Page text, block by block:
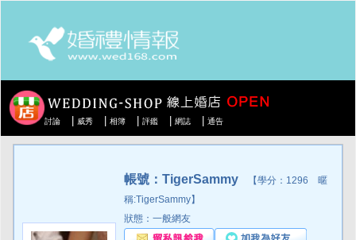
討論 威秀 相簿 評鑑 網誌 通告
帳號：TigerSammy 【學分：1296 暱
稱:TigerSammy】
狀態：一般網友